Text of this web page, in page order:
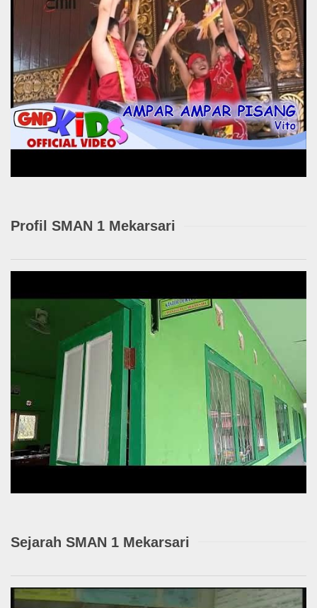
Profil SMAN 1 Mekarsari
Sejarah SMAN 1 Mekarsari